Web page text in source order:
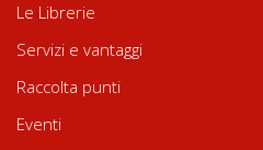
Le Librerie
Servizi e vantaggi
Raccolta punti
Eventi